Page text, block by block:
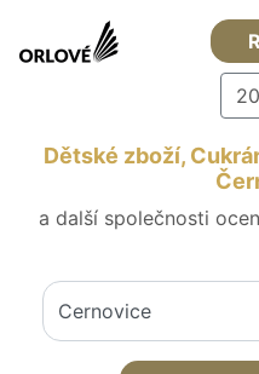
Dětské zboží,
a další společnosti